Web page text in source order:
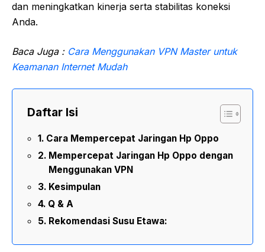
dan meningkatkan kinerja serta stabilitas koneksi
Anda.
Baca Juga : Cara Menggunakan VPN Master untuk
Keamanan Internet Mudah
Daftar Isi
Cara Mempercepat Jaringan Hp Oppo
Mempercepat Jaringan Hp Oppo dengan
Menggunakan VPN
Kesimpulan
Q & A
Rekomendasi Susu Etawa: